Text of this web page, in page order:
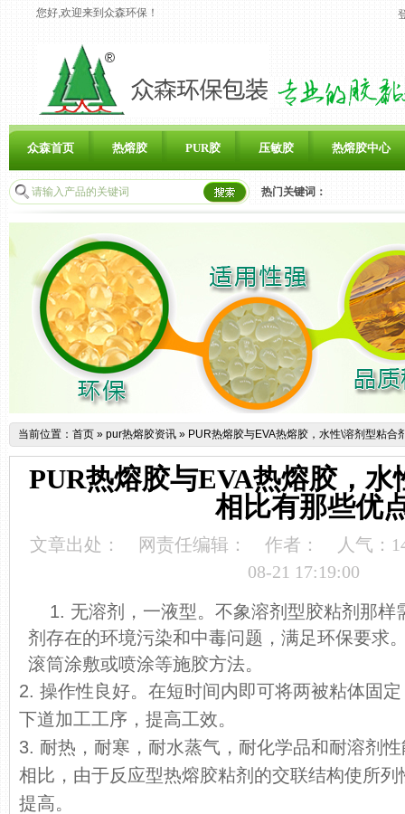
您好,欢迎来到众森环保！
众森首页 热熔胶 PUR胶 压敏胶 热熔胶中心
联系众森 热门关键词：
当前位置： 首页 » pur热熔胶资讯 » PUR热熔胶与EVA热熔胶，水性\溶剂型粘合
PUR热熔胶与EVA热熔胶，水
相比有那些优
文章出处： 网责任编辑： 作者： 人气：
08-21 17:19:00
1. 无溶剂，一液型。不象溶剂型胶粘剂那样
剂存在的环境污染和中毒问题，满足环保要求
滚筒涂敷或喷涂等施胶方法。
2. 操作性良好。在短时间内即可将两被粘体固
下道加工工序，提高工效。
3. 耐热，耐寒，耐水蒸气，耐化学品和耐溶剂
相比，由于反应型热熔胶粘剂的交联结构使所
提高。